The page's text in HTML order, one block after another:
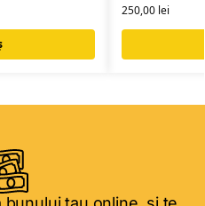
250,00 lei